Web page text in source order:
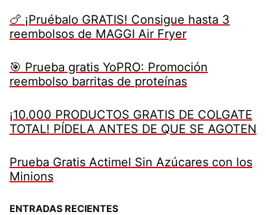
🍗 ¡Pruébalo GRATIS! Consigue hasta 3
reembolsos de MAGGI Air Fryer
🎯 Prueba gratis YoPRO: Promoción
reembolso barritas de proteínas
¡10.000 PRODUCTOS GRATIS DE COLGATE
TOTAL! PÍDELA ANTES DE QUE SE AGOTEN
Prueba Gratis Actimel Sin Azúcares con los
Minions
ENTRADAS RECIENTES